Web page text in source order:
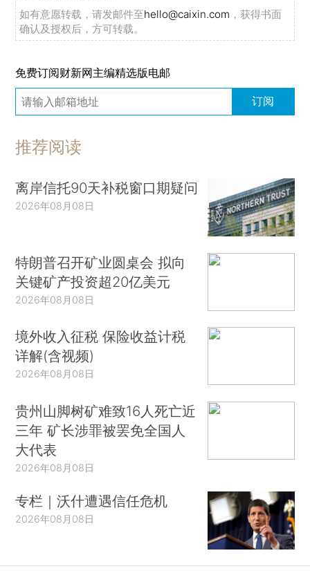
如有意愿转载，请发邮件至hello@caixin.com ，获得书面
确认及授权后，方可转载。
免费订阅财新网主编精选版电邮
订阅
推荐阅读
离岸信托90天补税窗口期疑问
2026年08月08日
特朗普召开矿业圆桌会 拟向
关键矿产投资超20亿美元
2026年08月08日
境外收入征税 保险收益计税
详解(含视频)
2026年08月08日
贵州山脚树矿难致16人死亡近
三年 矿长涉罪被罢免全国人
大代表
2026年08月08日
专栏｜沃什遭遇信任危机
2026年08月08日